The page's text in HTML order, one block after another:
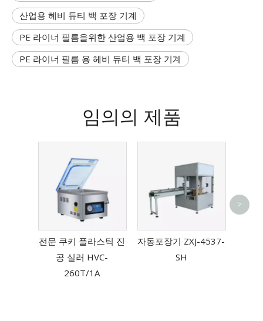
산업용 헤비 듀티 백 포장 기계
PE 라이너 필름을위한 산업용 백 포장 기계
PE 라이너 필름 용 헤비 듀티 백 포장 기계
임의의 제품
전문 쿠키 플라스틱 진
공 실러 HVC-
260T/1A
자동포장기 ZXJ-4537-
SH
자동
>